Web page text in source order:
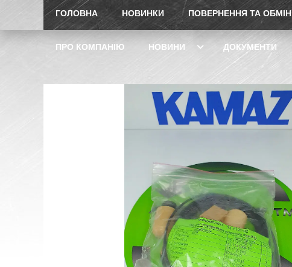
ГОЛОВНА НОВИНКИ ПОВЕРНЕННЯ ТА ОБМІН
ПРО КОМПАНІЮ НОВИНИ ДОКУМЕНТИ